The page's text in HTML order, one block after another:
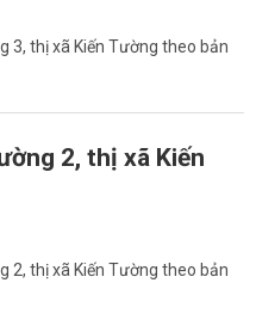
3, thị xã Kiến Tường theo bản
2, thị xã Kiến
2, thị xã Kiến Tường theo bản